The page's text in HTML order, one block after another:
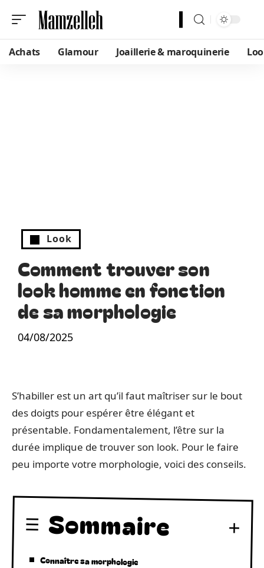
Achats Glamour Joaillerie & maroquinerie
Look
Comment trouver son
look homme en fonction
de sa morphologie
04/08/2025
S’habiller est un art qu’il faut maîtriser sur le bout
des doigts pour espérer être élégant et
présentable. Fondamentalement, l’être sur la
durée implique de trouver son look. Pour le faire
peu importe votre morphologie, voici des conseils.
Sommaire
Connaître sa morphologie